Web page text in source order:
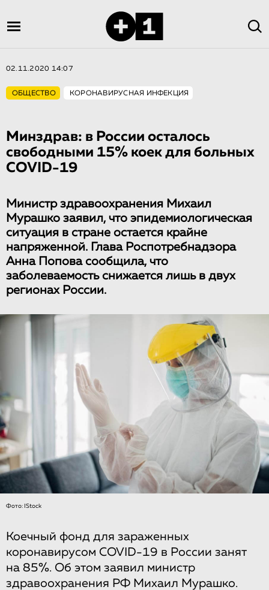
02.11.2020 14:07
ОБЩЕСТВО КОРОНАВИРУСНАЯ ИНФЕКЦИЯ
Минздрав: в России осталось
свободными 15% коек для больных
COVID-19
Министр здравоохранения Михаил
Мурашко заявил, что эпидемиологическая
ситуация в стране остается крайне
напряженной. Глава Роспотребнадзора
Анна Попова сообщила, что
заболеваемость снижается лишь в двух
регионах России.
Фото: IStock
Коечный фонд для зараженных
коронавирусом COVID-19 в России занят
на 85%. Об этом заявил министр
здравоохранения РФ Михаил Мурашко.